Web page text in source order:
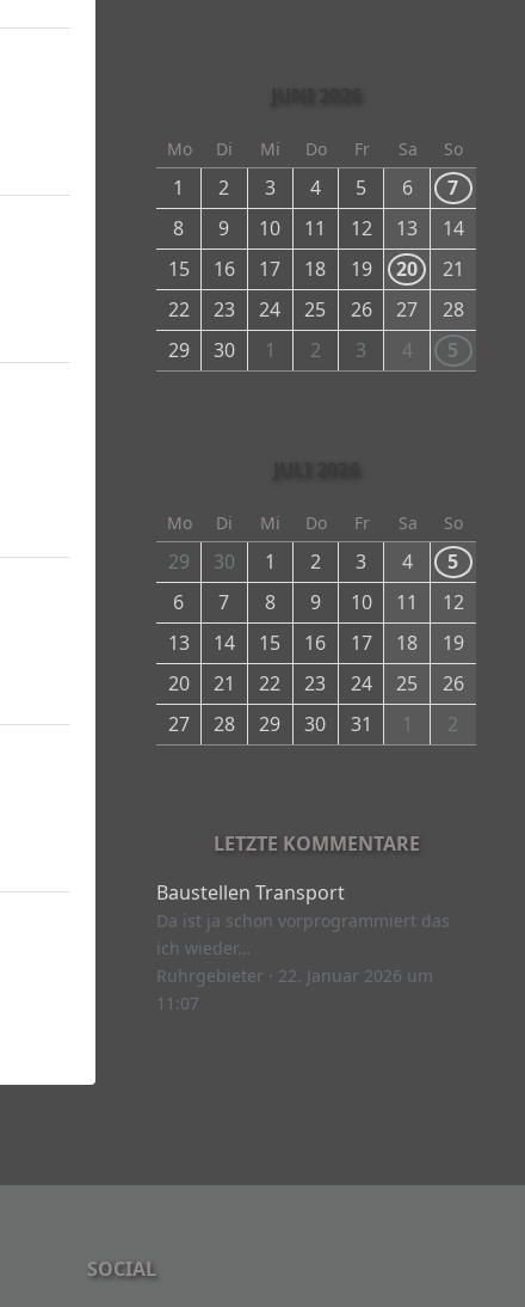
Mo Di Mi Do Fr Sa So
1 2 3 4 5 6
7
8
9 10 11 12 13
14
15
16 17 18 19 20
21
22
23 24 25 26 27
28
29
30 1 2 3 4 5
Mo Di Mi Do Fr Sa So
29 30 1 2 3 4
5
6
7 8 9 10 11
12
13
14 15 16 17 18
19
20
21 22 23 24 25
26
27
28 29 30 31 1 2
LETZTE KOMMENTARE
Baustellen Transport
Da ist ja schon vorprogrammiert das
ich wieder…
Ruhrgebieter
22. Januar 2026 um
11:07
SOCIAL